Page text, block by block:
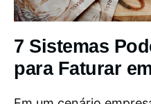
7 Sistemas
para Faturar